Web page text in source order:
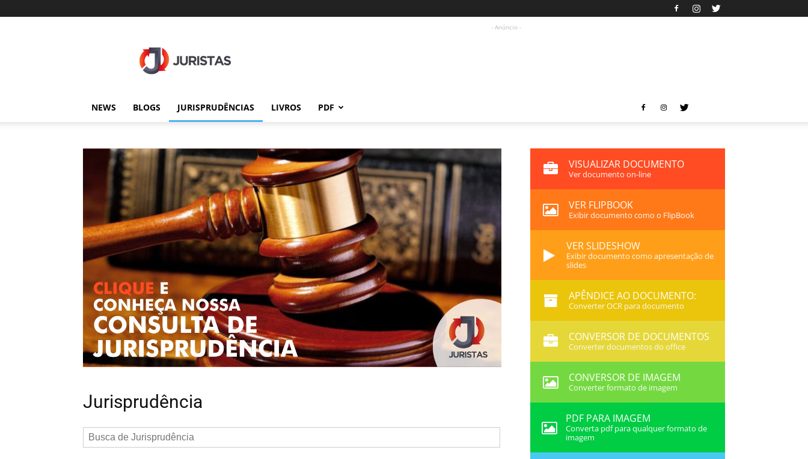
- Anúncio -
NEWS BLOGS JURISPRUDÊNCIAS LIVROS PDF
Jurisprudência
VISUALIZAR DOCUMENTO
Ver documento on-line
VER FLIPBOOK
Exibir documento como o FlipBook
VER SLIDESHOW
Exibir documento como apresentação de
slides
APÊNDICE AO DOCUMENTO:
Converter OCR para documento
CONVERSOR DE DOCUMENTOS
Converter documentos do office
CONVERSOR DE IMAGEM
Converter formato de imagem
PDF PARA IMAGEM
Converta pdf para qualquer formato de
imagem